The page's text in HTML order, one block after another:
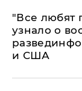
​"Все любят
узнало о
и США